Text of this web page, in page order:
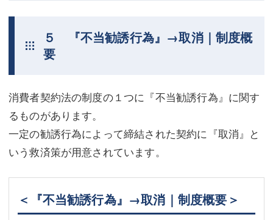
５ 『不当勧誘行為』→取消｜制度概
要
消費者契約法の制度の１つに『不当勧誘行為』に関す
るものがあります。
一定の勧誘行為によって締結された契約に『取消』と
いう救済策が用意されています。
＜『不当勧誘行為』→取消｜制度概要＞